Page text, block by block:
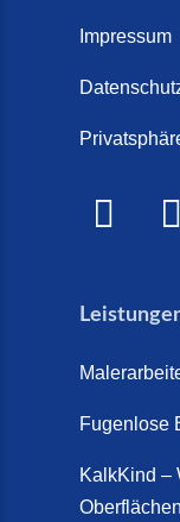
Impressum
Fugenlose
KalkKind –
Oberflächen